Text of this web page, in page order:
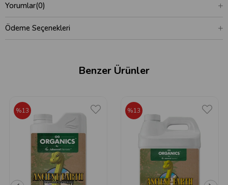
Yorumlar(0)
Ödeme Seçenekleri
Benzer Ürünler
%13 %13